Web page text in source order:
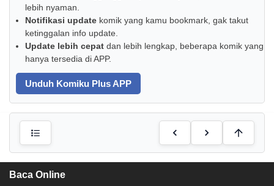
lebih nyaman.
Notifikasi update komik yang kamu bookmark, gak takut
ketinggalan info update.
Update lebih cepat dan lebih lengkap, beberapa komik yang
hanya tersedia di APP.
Unduh Komiku Plus APP
Baca Online